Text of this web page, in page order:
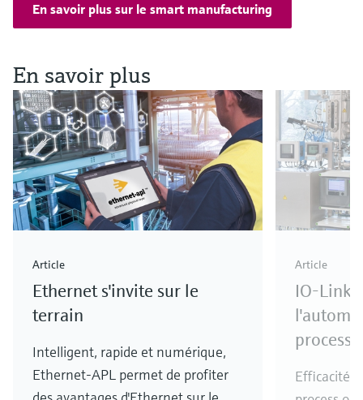
En savoir plus sur le smart manufacturing
En savoir plus
Article
Ethernet s'invite sur le
terrain
Intelligent, rapide et numérique,
Ethernet-APL permet de profiter
Article
IO-Link
process
Efficacité